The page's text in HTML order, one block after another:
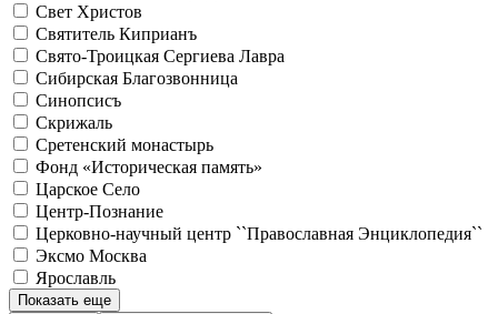
Свет Христов
Святитель Киприанъ
Свято-Троицкая Сергиева Лавра
Сибирская Благозвонница
Синопсисъ
Скрижаль
Сретенский монастырь
Фонд «Историческая память»
Царское Село
Центр-Познание
Церковно-научный центр ``Православная Энциклопедия``
Эксмо Москва
Ярославль
Показать еще